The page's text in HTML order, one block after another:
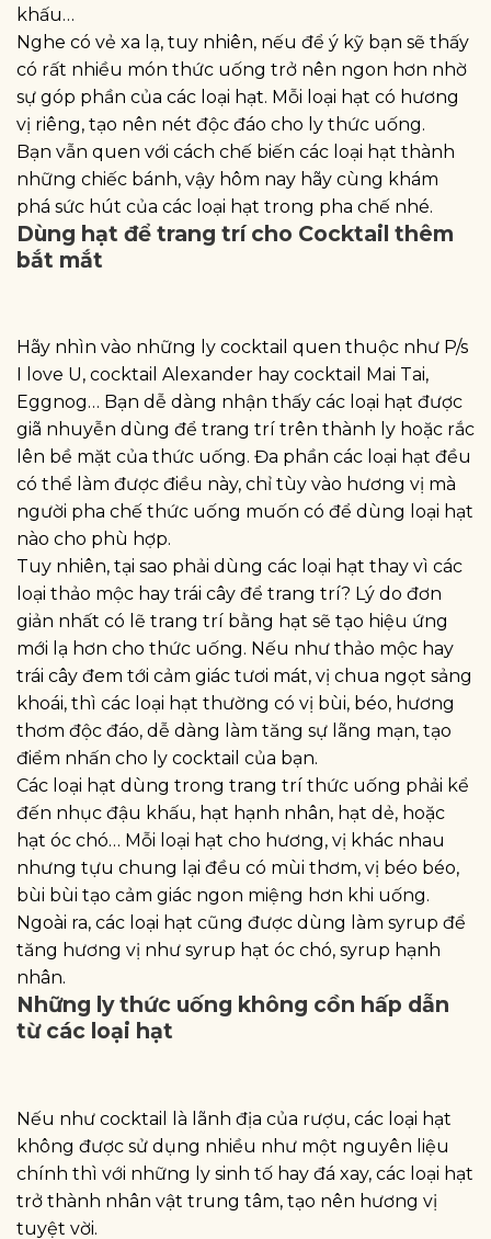
khấu…
Nghe có vẻ xa lạ, tuy nhiên, nếu để ý kỹ bạn sẽ thấy
có rất nhiều món thức uống trở nên ngon hơn nhờ
sự góp phần của các loại hạt. Mỗi loại hạt có hương
vị riêng, tạo nên nét độc đáo cho ly thức uống.
Bạn vẫn quen với cách chế biến các loại hạt thành
những chiếc bánh, vậy hôm nay hãy cùng khám
phá sức hút của các loại hạt trong pha chế nhé.
Dùng hạt để trang trí cho Cocktail thêm
bắt mắt
Hãy nhìn vào những ly cocktail quen thuộc như P/s
I love U, cocktail Alexander hay cocktail Mai Tai,
Eggnog… Bạn dễ dàng nhận thấy các loại hạt được
giã nhuyễn dùng để trang trí trên thành ly hoặc rắc
lên bề mặt của thức uống. Đa phần các loại hạt đều
có thể làm được điều này, chỉ tùy vào hương vị mà
người pha chế thức uống muốn có để dùng loại hạt
nào cho phù hợp.
Tuy nhiên, tại sao phải dùng các loại hạt thay vì các
loại thảo mộc hay trái cây để trang trí? Lý do đơn
giản nhất có lẽ trang trí bằng hạt sẽ tạo hiệu ứng
mới lạ hơn cho thức uống. Nếu như thảo mộc hay
trái cây đem tới cảm giác tươi mát, vị chua ngọt sảng
khoái, thì các loại hạt thường có vị bùi, béo, hương
thơm độc đáo, dễ dàng làm tăng sự lãng mạn, tạo
điểm nhấn cho ly cocktail của bạn.
Các loại hạt dùng trong trang trí thức uống phải kể
đến nhục đậu khấu, hạt hạnh nhân, hạt dẻ, hoặc
hạt óc chó… Mỗi loại hạt cho hương, vị khác nhau
nhưng tựu chung lại đều có mùi thơm, vị béo béo,
bùi bùi tạo cảm giác ngon miệng hơn khi uống.
Ngoài ra, các loại hạt cũng được dùng làm syrup để
tăng hương vị như syrup hạt óc chó, syrup hạnh
nhân.
Những ly thức uống không cồn hấp dẫn
từ các loại hạt
Nếu như cocktail là lãnh địa của rượu, các loại hạt
không được sử dụng nhiều như một nguyên liệu
chính thì với những ly sinh tố hay đá xay, các loại hạt
trở thành nhân vật trung tâm, tạo nên hương vị
tuyệt vời.